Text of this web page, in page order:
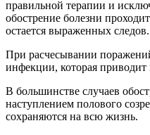
правильной терапии и
обострение болезни
остается выраженных следов.
При расчесывании
инфекции, которая
В большинстве случаев
наступлением полового
сохраняются на всю жизнь.